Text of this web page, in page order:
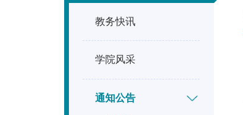
教务快讯
学院风采
通知公告